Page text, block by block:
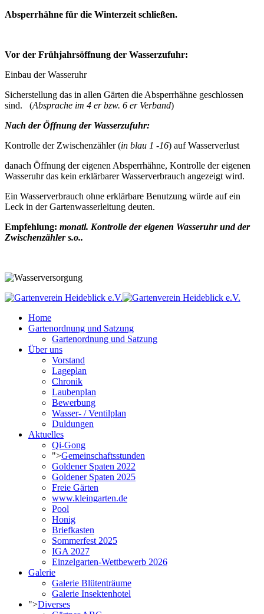
Absperrhähne für die Winterzeit schließen.
Vor der Frühjahrsöffnung der Wasserzufuhr:
Einbau der Wasseruhr
Sicherstellung das in allen Gärten die Absperrhähne geschlossen
sind. (Absprache im 4 er bzw. 6 er Verband)
Nach der Öffnung der Wasserzufuhr:
Kontrolle der Zwischenzähler (in blau 1 -16) auf Wasserverlust
danach Öffnung der eigenen Absperrhähne, Kontrolle der eigenen
Wasseruhr das kein erklärbarer Wasserverbrauch angezeigt wird.
Ein Wasserverbrauch ohne erklärbare Benutzung würde auf ein
Leck in der Gartenwasserleitung deuten.
Empfehlung: monatl. Kontrolle der eigenen Wasseruhr und der
Zwischenzähler s.o..
Home
Gartenordnung und Satzung
Gartenordnung und Satzung
Über uns
Vorstand
Lageplan
Chronik
Laubenplan
Bewerbung
Wasser- / Ventilplan
Duldungen
Aktuelles
Qi-Gong
">Gemeinschaftsstunden
Goldener Spaten 2022
Goldener Spaten 2025
Freie Gärten
www.kleingarten.de
Pool
Honig
Briefkasten
Sommerfest 2025
IGA 2027
Einzelgarten-Wettbewerb 2026
Galerie
Galerie Blütenträume
Galerie Insektenhotel
">Diverses